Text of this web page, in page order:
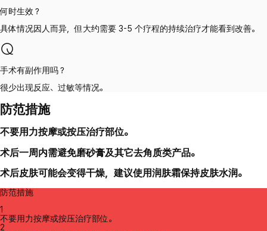
何时生效？
具体情况因人而异，但大约需要 3-5 个疗程的持续治疗才能看到改善。
手术有副作用吗？
很少出现反应、过敏等情况。
防范措施
不要用力按摩或按压治疗部位。
术后一周内需避免磨砂膏及其它去角质类产品。
术后皮肤可能会变得干燥，建议使用润肤霜保持皮肤水润。
防范措施
1
不要用力按摩或按压治疗部位。
2